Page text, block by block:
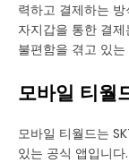
력하고 결제하는
자지갑을 통한 결
불편함을 겪고 있
모바일 티월
모바일 티월드는
있는 공식 앱입니